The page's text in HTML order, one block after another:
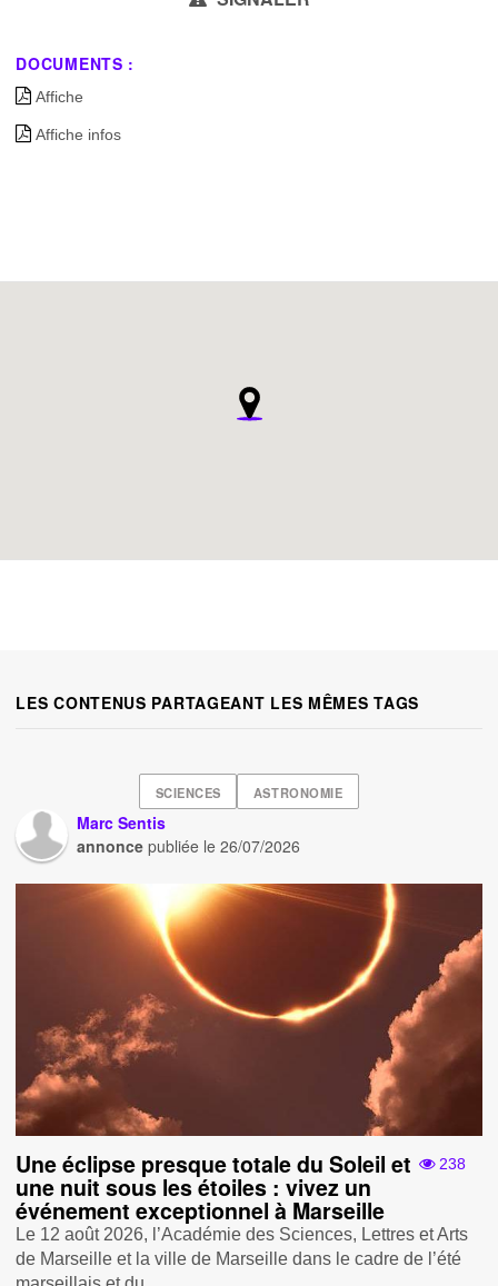
DOCUMENTS :
Affiche
Affiche infos
LES CONTENUS PARTAGEANT LES MÊMES TAGS
SCIENCES ASTRONOMIE
Marc Sentis
annonce publiée le26/07/2026
238
Une éclipse presque totale du Soleil et
une nuit sous les étoiles : vivez un
événement exceptionnel à Marseille
Le 12 août 2026, l’Académie des Sciences, Lettres et Arts
de Marseille et la ville de Marseille dans le cadre de l’été